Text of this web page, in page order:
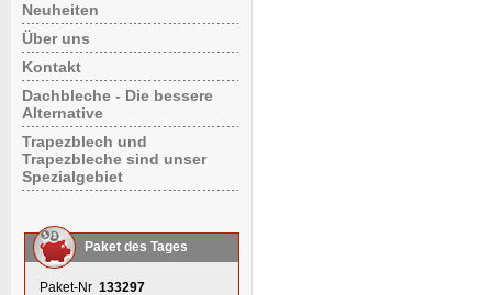
Neuheiten
Über uns
Kontakt
Dachbleche - Die bessere
Alternative
Trapezblech und
Trapezbleche sind unser
Spezialgebiet
Paket des Tages
Paket-Nr 133297